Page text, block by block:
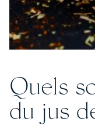
Quels
du jus